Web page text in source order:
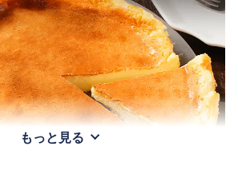
もっと見る